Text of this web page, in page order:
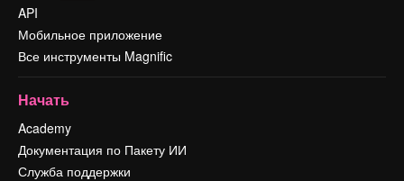
API
Мобильное приложение
Все инструменты Magnific
Начать
Academy
Документация по Пакету ИИ
Служба поддержки